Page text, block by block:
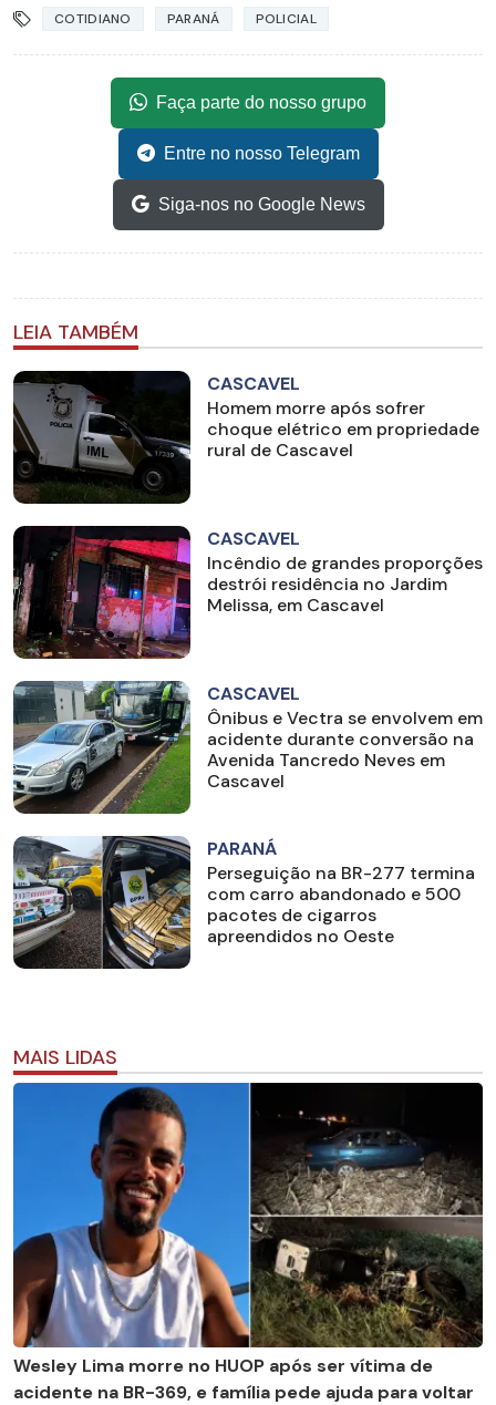
COTIDIANO PARANÁ POLICIAL
Faça parte do nosso grupo
Entre no nosso Telegram
Siga-nos no Google News
LEIA TAMBÉM
CASCAVEL
Homem morre após sofrer
choque elétrico em propriedade
rural de Cascavel
CASCAVEL
Incêndio de grandes proporções
destrói residência no Jardim
Melissa, em Cascavel
CASCAVEL
Ônibus e Vectra se envolvem em
acidente durante conversão na
Avenida Tancredo Neves em
Cascavel
PARANÁ
Perseguição na BR-277 termina
com carro abandonado e 500
pacotes de cigarros
apreendidos no Oeste
MAIS LIDAS
Wesley Lima morre no HUOP após ser vítima de
acidente na BR-369, e família pede ajuda para voltar